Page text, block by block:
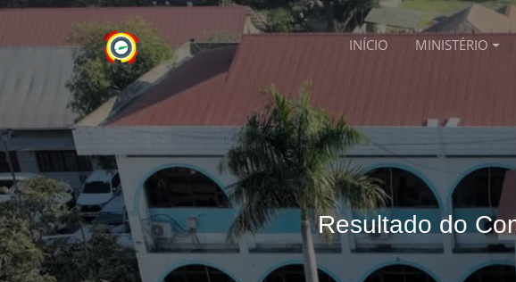
INÍCIO MINISTÉRIO
Resultado do